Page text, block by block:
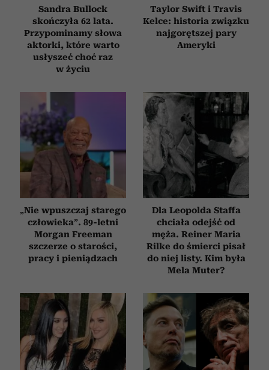
Sandra Bullock
skończyła 62 lata.
Przypominamy słowa
aktorki, które warto
usłyszeć choć raz
w życiu
Taylor Swift i Travis
Kelce: historia związku
najgorętszej pary
Ameryki
„Nie wpuszczaj starego
człowieka”. 89-letni
Morgan Freeman
szczerze o starości,
pracy i pieniądzach
Dla Leopolda Staffa
chciała odejść od
męża. Reiner Maria
Rilke do śmierci pisał
do niej listy. Kim była
Mela Muter?